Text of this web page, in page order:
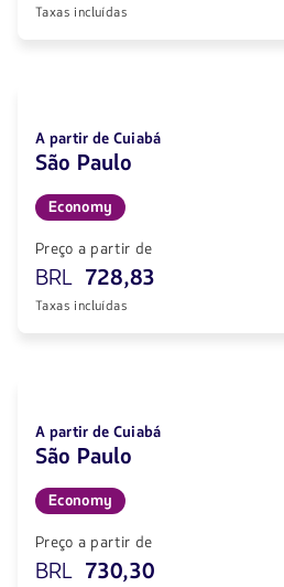
Taxas incluídas
A partir de Cuiabá
São Paulo
Economy
Preço a partir de
BRL 728,83
Taxas incluídas
A partir de Cuiabá
São Paulo
Economy
Preço a partir de
BRL 730,30